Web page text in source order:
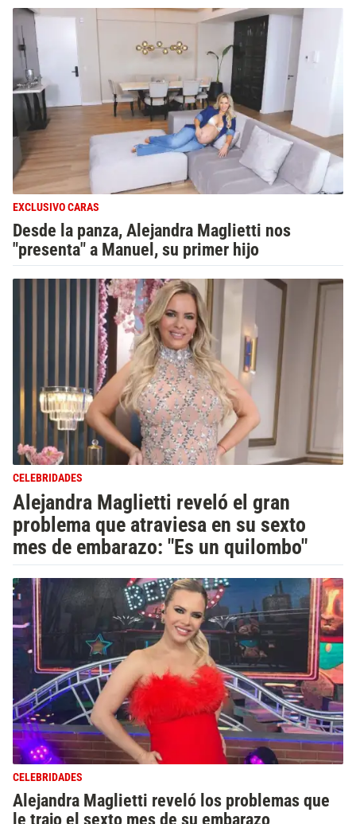
EXCLUSIVO CARAS
Desde la panza, Alejandra Maglietti nos
"presenta" a Manuel, su primer hijo
CELEBRIDADES
Alejandra Maglietti reveló el gran
problema que atraviesa en su sexto
mes de embarazo: "Es un quilombo"
CELEBRIDADES
Alejandra Maglietti reveló los problemas que
le trajo el sexto mes de su embarazo